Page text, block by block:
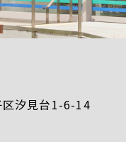
汐見台1-6-14